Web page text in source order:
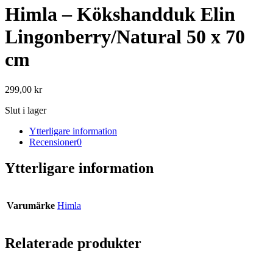
Himla – Kökshandduk Elin
Lingonberry/Natural 50 x 70
cm
299,00 kr
Slut i lager
Ytterligare information
Recensioner0
Ytterligare information
Varumärke Himla
Relaterade produkter